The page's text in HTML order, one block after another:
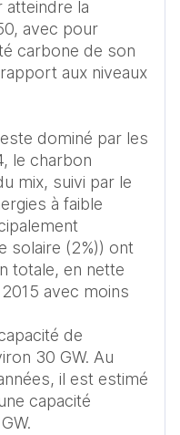
atteindre la
avec pour
carbone de son
aux niveaux
dominé par les
le charbon
mix, suivi par le
à faible
solaire (2%)) ont
totale, en nette
avec moins
de
30 GW. Au
il est estimé
capacité